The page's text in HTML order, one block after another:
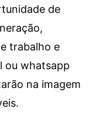
de
trabalho e
ou whatsapp
na imagem